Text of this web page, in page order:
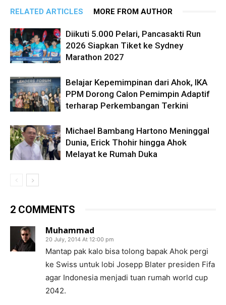
RELATED ARTICLES MORE FROM AUTHOR
Diikuti 5.000 Pelari, Pancasakti Run
2026 Siapkan Tiket ke Sydney
Marathon 2027
Belajar Kepemimpinan dari Ahok, IKA
PPM Dorong Calon Pemimpin Adaptif
terharap Perkembangan Terkini
Michael Bambang Hartono Meninggal
Dunia, Erick Thohir hingga Ahok
Melayat ke Rumah Duka
2 COMMENTS
Muhammad
20 July, 2014 At 12:00 pm
Mantap pak kalo bisa tolong bapak Ahok pergi
ke Swiss untuk lobi Josepp Blater presiden Fifa
agar Indonesia menjadi tuan rumah world cup
2042.